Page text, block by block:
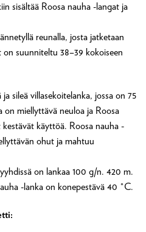
sisältää Roosa nauha -langat ja
reunalla, josta jatketaan
on suunniteltu 38–39 kokoiseen
sileä villasekoitelanka, jossa on 75
on miellyttävä neuloa ja Roosa
käyttöä. Roosa nauha -
ohut ja mahtuu
on lankaa 100 g/n. 420 m.
-lanka on konepestävä 40 °C.